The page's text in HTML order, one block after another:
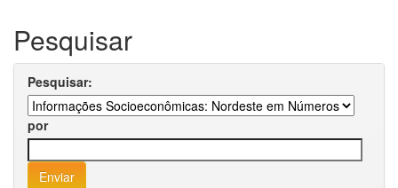
Pesquisar
Pesquisar:
por